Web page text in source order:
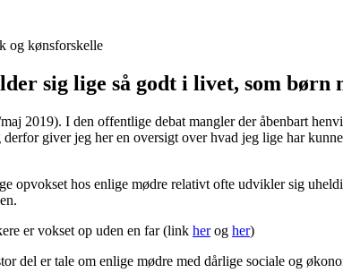
og kønsforskelle
sig lige så godt i livet, som børn
2019). I den offentlige debat mangler der åbenbart
giver jeg her en oversigt over hvad jeg lige har
opvokset hos enlige mødre relativt ofte udvikler sig
er vokset op uden en far (link herog her)
del er tale om enlige mødre med dårlige sociale og